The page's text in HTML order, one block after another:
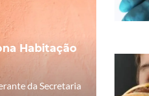
Habitação
da Secretaria